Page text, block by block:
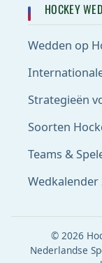
HOCKEY
Wedden op
Strategieën
Soorten
Teams &
Wedkalender
© 2026
Nederlandse